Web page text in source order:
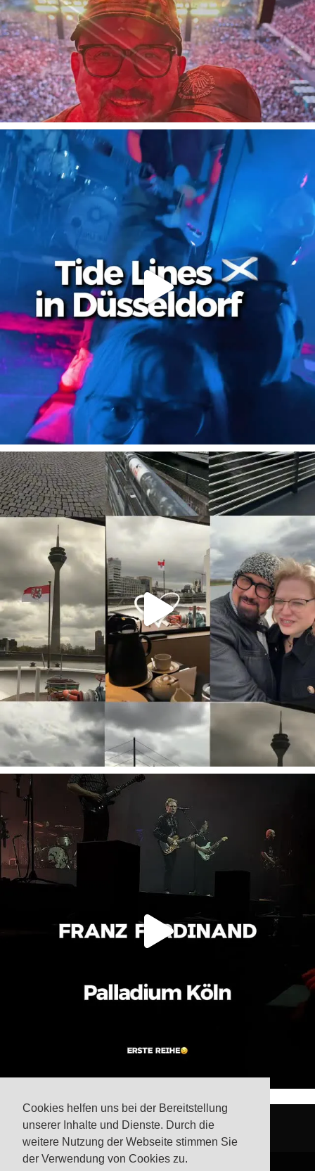
Cookies helfen uns bei der Bereitstellung
unserer Inhalte und Dienste. Durch die
weitere Nutzung der Webseite stimmen Sie
der Verwendung von Cookies zu.